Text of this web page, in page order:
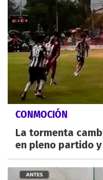
CONMOCIÓN
La tormenta
en pleno partido